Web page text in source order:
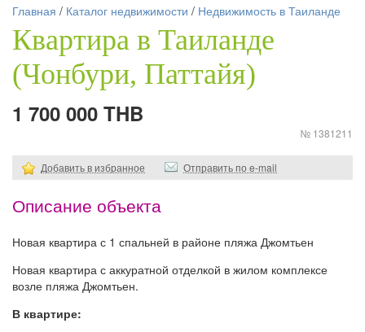
Главная / Каталог недвижимости / Недвижимость в Таиланде
Квартира в Таиланде
(Чонбури, Паттайя)
1 700 000 THB
№ 1381211
Добавить в избранное Отправить по e-mail
Описание объекта
Новая квартира с 1 спальней в районе пляжа Джомтьен
Новая квартира с аккуратной отделкой в жилом комплексе
возле пляжа Джомтьен.
В квартире: